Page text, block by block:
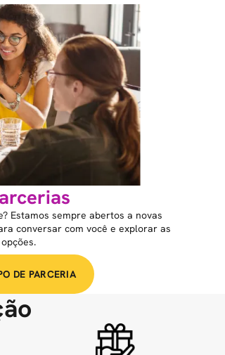
Estamos sempre abertos a novas
conversar com você e explorar as
DE PARCERIA